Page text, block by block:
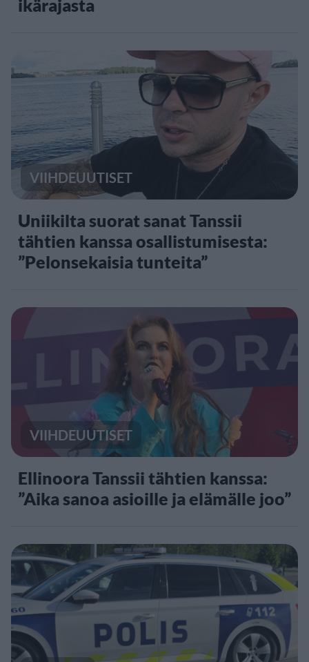
ikärajasta
VIIHDEUUTISET
Uniikilta suorat sanat Tanssii
tähtien kanssa osallistumisesta:
”Pelonsekaisia tunteita”
VIIHDEUUTISET
Ellinoora Tanssii tähtien kanssa:
”Aika sanoa asioille ja elämälle joo”